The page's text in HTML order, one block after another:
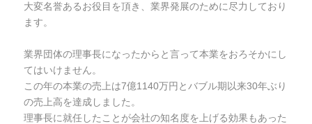
大変名誉あるお役目を頂き、業界発展のために尽力しており
ます。
業界団体の理事長になったからと言って本業をおろそかにし
てはいけません。
この年の本業の売上は7億1140万円とバブル期以来30年ぶり
の売上高を達成しました。
理事長に就任したことが会社の知名度を上げる効果もあった